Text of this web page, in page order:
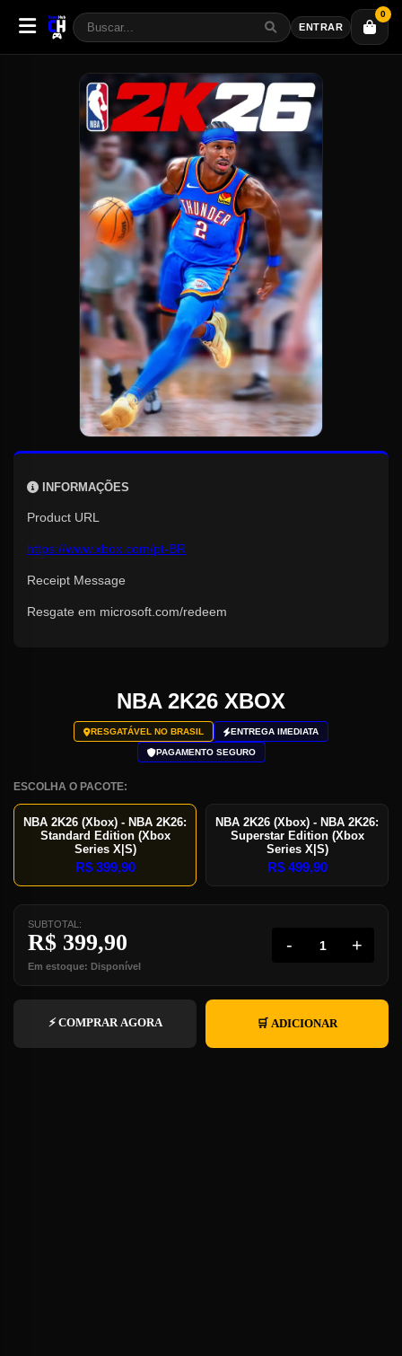
ENTRAR
0
INFORMAÇÕES
Product URL
https://www.xbox.com/pt-BR
Receipt Message
Resgate em microsoft.com/redeem
NBA 2K26 XBOX
RESGATÁVEL NO BRASIL ENTREGA IMEDIATA
PAGAMENTO SEGURO
ESCOLHA O PACOTE:
NBA 2K26 (Xbox) - NBA 2K26:
Standard Edition (Xbox
Series X|S)
R$399,90
NBA 2K26 (Xbox) - NBA 2K26:
Superstar Edition (Xbox
Series X|S)
R$499,90
SUBTOTAL:
R$ 399,90
Em estoque: Disponível
- +
⚡ COMPRAR AGORA 🛒 ADICIONAR